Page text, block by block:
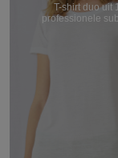
T-shirt duo uit
professionele